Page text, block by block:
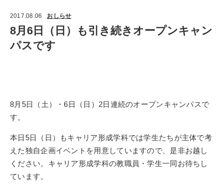
2017.08.06 おしらせ
8月6日（日）も引き続きオープンキャン
パスです
8月5日（土）・6日（日）2日連続のオープンキャンパスで
す。
本日5日（日）もキャリア形成学科では学生たちが主体で考
えた独自企画イベントを用意していますので、是非お越し
ください。キャリア形成学科の教職員・学生一同お待ちし
ています。